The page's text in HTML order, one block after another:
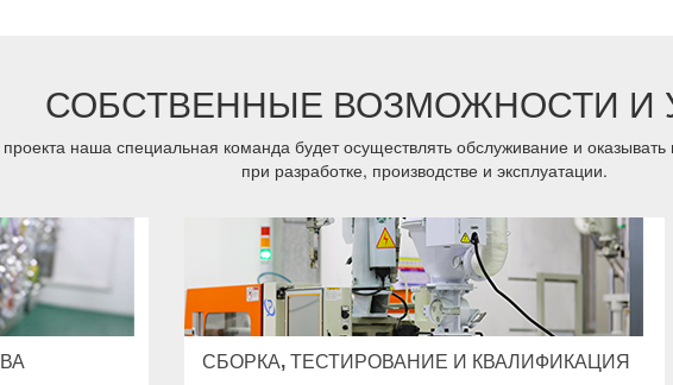
СОБСТВЕННЫЕ ВОЗМОЖНОСТИ И
наша специальная команда будет осуществлять обслуживание и
при разработке, производстве и эксплуатации.
СБОРКА, ТЕСТИРОВАНИЕ И КВАЛИФИКАЦИЯ